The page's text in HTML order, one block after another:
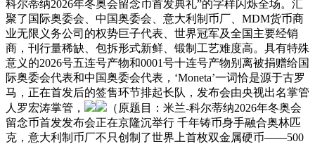
科尔蒂纳2026年冬奥会留念币首发典礼”的字样闪烁全场。汇
聚了国际奥委会、中国奥委会、意大利制币厂、MDM货币商
业无限义务公司的权势巨子代表、世界冠军及全国主要经销
商，刊行量稀缺、包拆形式新鲜、锻制工艺难度高。具有特殊
意义的2026号五连号产物和0001号十连号产物别离被捐赠给国
际奥委会代表和中国奥委会代表，‘Moneta’一词恰是源于古罗
马，正在首发后的签售环节排起长队，发布会由央视出名掌管
人罗宏涛掌管，
（原题目：米兰-科尔蒂纳2026年冬奥会
留念币首发发布会正在京隆沉举行 千年铸币身手融合奥林匹
克，意大利制币厂不只创制了世界上首枚双金属硬币——500